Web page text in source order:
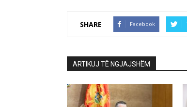
SHARE Facebook
ARTIKUJ TË NGJAJSHËM